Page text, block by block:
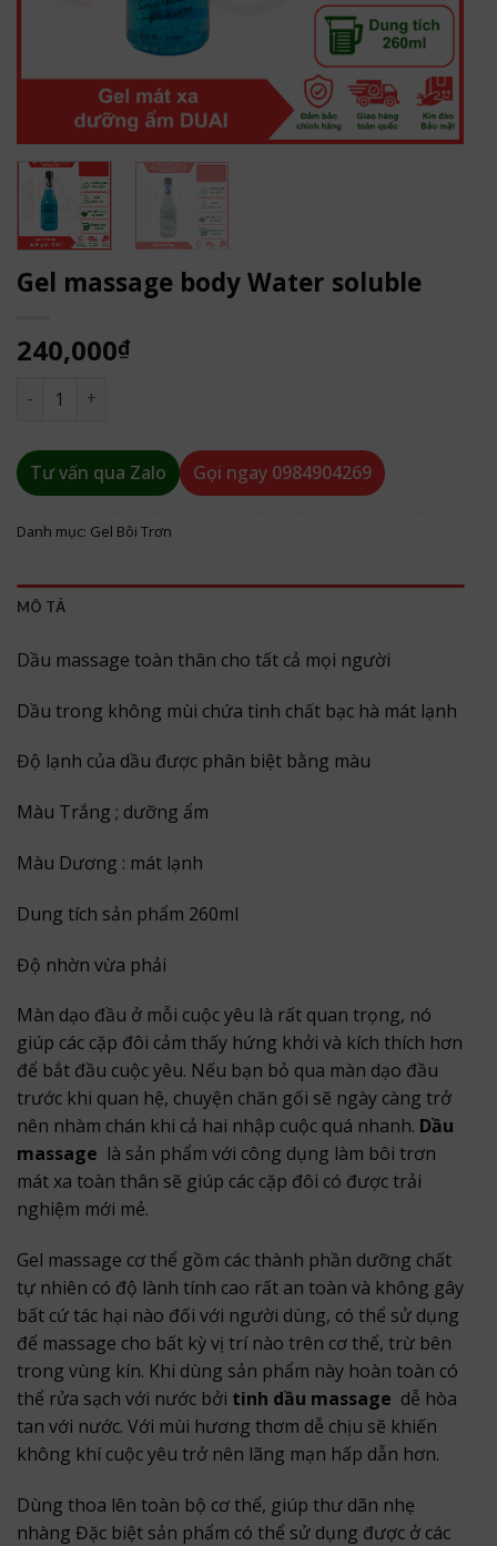
Gel massage body Water soluble
240,000₫
Gel massage body Water soluble số lượng
Tư vấn qua Zalo Gọi ngay 0984904269
Danh mục: Gel Bôi Trơn
MÔ TẢ
Dầu massage toàn thân cho tất cả mọi người
Dầu trong không mùi chứa tinh chất bạc hà mát lạnh
Độ lạnh của dầu được phân biệt bằng màu
Màu Trắng ; dưỡng ẩm
Màu Dương : mát lạnh
Dung tích sản phẩm 260ml
Độ nhờn vừa phải
Màn dạo đầu ở mỗi cuộc yêu là rất quan trọng, nó
giúp các cặp đôi cảm thấy hứng khởi và kích thích hơn
để bắt đầu cuộc yêu. Nếu bạn bỏ qua màn dạo đầu
trước khi quan hệ, chuyện chăn gối sẽ ngày càng trở
nên nhàm chán khi cả hai nhập cuộc quá nhanh. Dầu
massage là sản phẩm với công dụng làm bôi trơn
mát xa toàn thân sẽ giúp các cặp đôi có được trải
nghiệm mới mẻ.
Gel massage cơ thể gồm các thành phần dưỡng chất
tự nhiên có độ lành tính cao rất an toàn và không gây
bất cứ tác hại nào đối với người dùng, có thể sử dụng
để massage cho bất kỳ vị trí nào trên cơ thể, trừ bên
trong vùng kín. Khi dùng sản phẩm này hoàn toàn có
thể rửa sạch với nước bởi tinh dầu massage dễ hòa
tan với nước. Với mùi hương thơm dễ chịu sẽ khiến
không khí cuộc yêu trở nên lãng mạn hấp dẫn hơn.
Dùng thoa lên toàn bộ cơ thể, giúp thư dãn nhẹ
nhàng Đặc biệt sản phẩm có thể sử dụng được ở các